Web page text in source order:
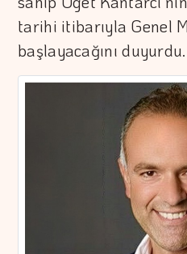
tarihi itibarıyla Genel
başlayacağını duyurdu.